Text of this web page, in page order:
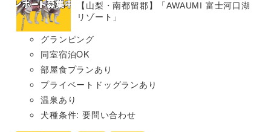
【山梨・南都留郡】「AWAUMI 富士河口湖
リゾート」
グランピング
同室宿泊OK
部屋食プランあり
プライベートドッグランあり
温泉あり
犬種条件: 要問い合わせ